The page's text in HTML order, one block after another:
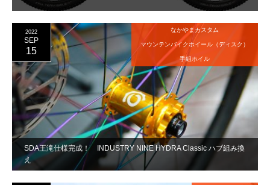
SDA王滝仕様完成！ INDUSTRY NINE HYDRA Classic ハブ組み換
え
2022
SEP
15
なかやまカスタム
マウンテンバイクホイール（ディスク）
手組ホイル